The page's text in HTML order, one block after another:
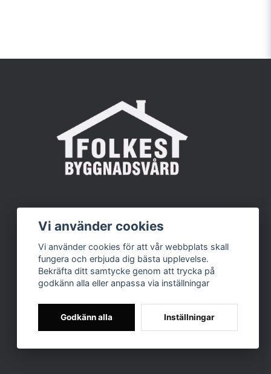
Vi använder cookies
Vi använder cookies för att vår webbplats skall
fungera och erbjuda dig bästa upplevelse.
Bekräfta ditt samtycke genom att trycka på
godkänn alla eller anpassa via inställningar
Godkänn alla Inställningar